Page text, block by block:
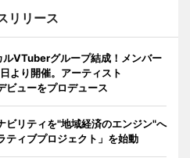
リリース
VTuberグループ結成！メンバー
より開催。アーティスト
ビューをプロデュース
ビリティを"地域経済のエンジン"へ
ティブプロジェクト」を始動